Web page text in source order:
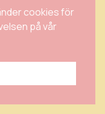
cookies för
på vår